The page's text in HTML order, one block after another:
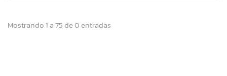
Mostrando 1 a 75 de 0 entradas